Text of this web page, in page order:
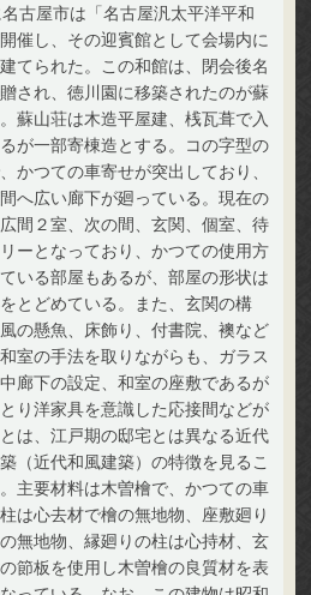
古屋市は「名古屋汎太平洋平和
催し、その迎賓館として会場内に
建てられた。この和館は、閉会後名
され、徳川園に移築されたのが蘇
蘇山荘は木造平屋建、桟瓦葺で入
が一部寄棟造とする。コの字型の
かつての車寄せが突出しており、
へ広い廊下が廻っている。現在の
間２室、次の間、玄関、個室、待
ーとなっており、かつての使用方
いる部屋もあるが、部屋の形状は
とどめている。また、玄関の構
の懸魚、床飾り、付書院、襖など
室の手法を取りながらも、ガラス
廊下の設定、和室の座敷であるが
り洋家具を意識した応接間などが
は、江戸期の邸宅とは異なる近代
（近代和風建築）の特徴を見るこ
主要材料は木曽檜で、かつての車
は心去材で檜の無地物、座敷廻り
無地物、縁廻りの柱は心持材、玄
節板を使用し木曽檜の良質材を表